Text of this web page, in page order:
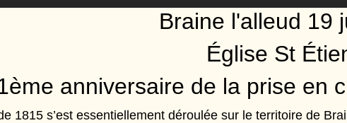
Braine l'alleud 19
Église St
anniversaire de la prise en
1815 s’est essentiellement déroulée sur le territoire de